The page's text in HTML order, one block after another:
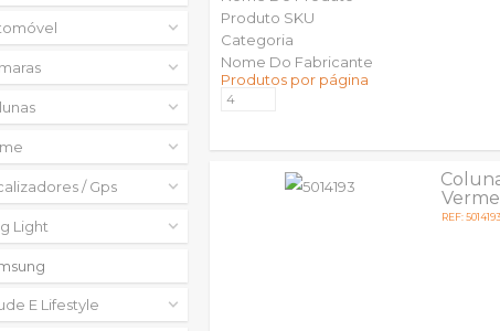
/ Gps
Light
E Lifestyle
Produto SKU
Categoria
Nome Do Fabricante
Produtos por página
REF: 5014193